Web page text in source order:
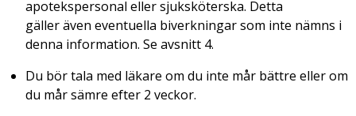
apotekspersonal eller sjuksköterska. Detta
gäller även eventuella biverkningar som inte nämns i
denna information. Se avsnitt 4.
Du bör tala med läkare om du inte mår bättre eller om
du mår sämre efter 2 veckor.